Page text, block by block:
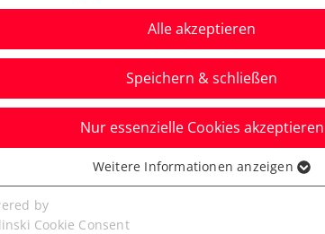
Aktuelle News
Alle akzeptieren
Speichern & schließen
Nur essenzielle Cookies akzeptieren
Cookies werden für grundlegende
benötigt. Dadurch ist gewährleistet, dass die
Weitere Informationen anzeigen
by
Cookie Consent